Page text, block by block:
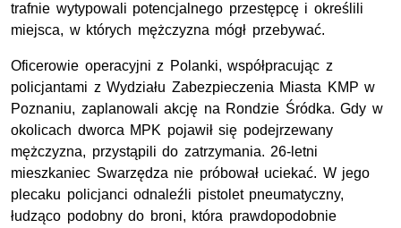
trafnie wytypowali potencjalnego przestępcę i określili
miejsca, w których mężczyzna mógł przebywać.
Oficerowie operacyjni z Polanki, współpracując z
policjantami z Wydziału Zabezpieczenia Miasta KMP w
Poznaniu, zaplanowali akcję na Rondzie Śródka. Gdy w
okolicach dworca MPK pojawił się podejrzewany
mężczyzna, przystąpili do zatrzymania. 26-letni
mieszkaniec Swarzędza nie próbował uciekać. W jego
plecaku policjanci odnaleźli pistolet pneumatyczny,
łudząco podobny do broni, która prawdopodobnie